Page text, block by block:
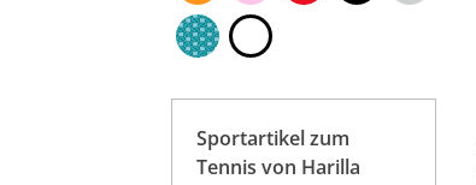
Sportartikel zum
Tennis von Harilla